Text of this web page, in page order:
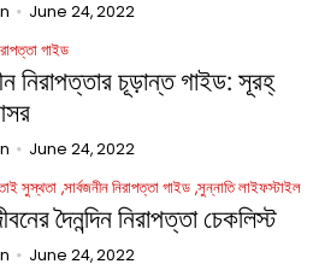
June 24, 2022
গাইড
নিরাপত্তার চূড়ান্ত গাইড: সূরহ্
June 24, 2022
সুস্থতা সার্বজনীন নিরাপত্তা গাইড সুন্নাতি লাইফস্টাইল
দৈনন্দিন নিরাপত্তা চেকলিস্ট
June 24, 2022